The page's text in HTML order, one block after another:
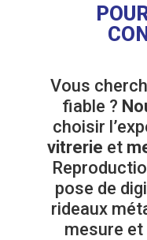
Vous
fiable ?
choisir
vitrerie et
pose de
rideaux
mesure et